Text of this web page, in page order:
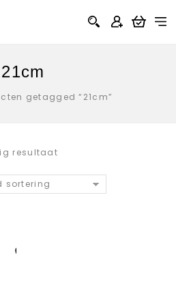
21cm
getagged “21cm”
resultaat
sortering